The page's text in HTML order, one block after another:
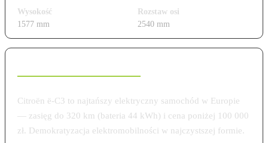
Wysokość
1577 mm
Rozstaw osi
2540 mm
Citroën ë-C3 to najtańszy elektryczny samochód w Europie
— zasięg do 320 km (bateria 44 kWh) i cena poniżej 100 000
zł. Demokratyzacja elektromobilności w najczystszej formie.